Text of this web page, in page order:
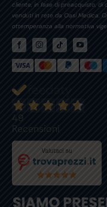
cliente, in fase di preacquisto,
venduti in rete da Oasi Medica.
ottemperanza alla normativa
49
Recensioni